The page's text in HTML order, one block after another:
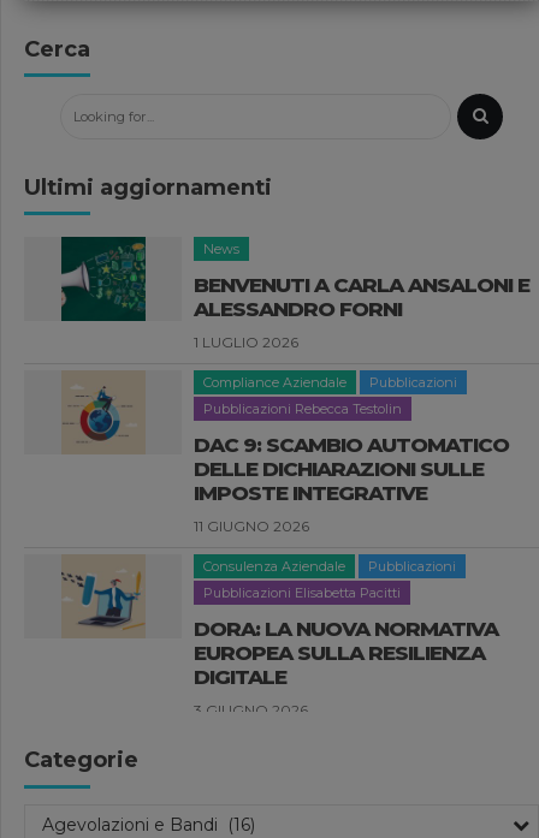
Cerca
Ultimi aggiornamenti
News
BENVENUTI A CARLA ANSALONI E
ALESSANDRO FORNI
1 LUGLIO 2026
Compliance Aziendale
Pubblicazioni
Pubblicazioni Rebecca Testolin
DAC 9: SCAMBIO AUTOMATICO
DELLE DICHIARAZIONI SULLE
IMPOSTE INTEGRATIVE
11 GIUGNO 2026
Consulenza Aziendale
Pubblicazioni
Pubblicazioni Elisabetta Pacitti
DORA: LA NUOVA NORMATIVA
EUROPEA SULLA RESILIENZA
DIGITALE
3 GIUGNO 2026
Categorie
Agevolazioni e Bandi (16)